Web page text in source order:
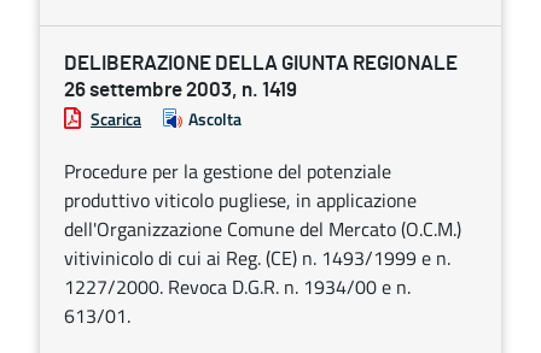
DELIBERAZIONE DELLA GIUNTA REGIONALE
26 settembre 2003, n. 1419
Scarica Ascolta
Procedure per la gestione del potenziale
produttivo viticolo pugliese, in applicazione
dell'Organizzazione Comune del Mercato (O.C.M.)
vitivinicolo di cui ai Reg. (CE) n. 1493/1999 e n.
1227/2000. Revoca D.G.R. n. 1934/00 e n.
613/01.